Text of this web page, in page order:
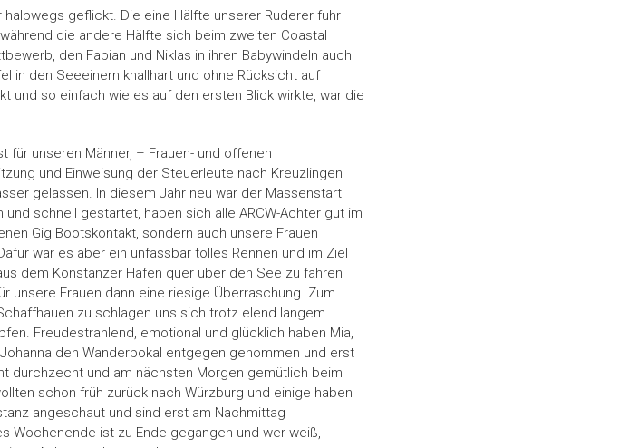
geflickt. Die eine Hälfte unserer Ruderer fuhr
die andere Hälfte sich beim zweiten Coastal
den Fabian und Niklas in ihren Babywindeln auch
in den Seeeinern knallhart und ohne Rücksicht auf
und so einfach wie es auf den ersten Blick wirkte, war die
für unseren Männer, – Frauen- und offenen
und Einweisung der Steuerleute nach Kreuzlingen
gelassen. In diesem Jahr neu war der Massenstart
schnell gestartet, haben sich alle ARCW-Achter gut im
Gig Bootskontakt, sondern auch unsere Frauen
war es aber ein unfassbar tolles Rennen und im Ziel
dem Konstanzer Hafen quer über den See zu fahren
unsere Frauen dann eine riesige Überraschung. Zum
zu schlagen uns sich trotz elend langem
Freudestrahlend, emotional und glücklich haben Mia,
den Wanderpokal entgegen genommen und erst
durchzecht und am nächsten Morgen gemütlich beim
schon früh zurück nach Würzburg und einige haben
angeschaut und sind erst am Nachmittag
Wochenende ist zu Ende gegangen und wer weiß,